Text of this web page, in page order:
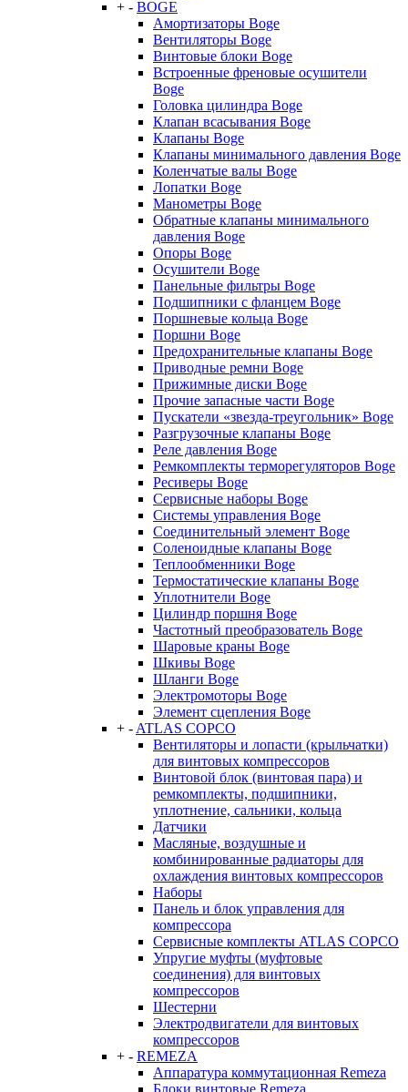
+ - BOGE
Амортизаторы Boge
Вентиляторы Boge
Винтовые блоки Boge
Встроенные френовые осушители
Boge
Головка цилиндра Boge
Клапан всасывания Boge
Клапаны Boge
Клапаны минимального давления Boge
Коленчатые валы Boge
Лопатки Boge
Манометры Boge
Обратные клапаны минимального
давления Boge
Опоры Boge
Осушители Boge
Панельные фильтры Boge
Подшипники с фланцем Boge
Поршневые кольца Boge
Поршни Boge
Предохранительные клапаны Boge
Приводные ремни Boge
Прижимные диски Boge
Прочие запасные части Boge
Пускатели «звезда-треугольник» Boge
Разгрузочные клапаны Boge
Реле давления Boge
Ремкомплекты терморегуляторов Boge
Ресиверы Boge
Сервисные наборы Boge
Системы управления Boge
Соединительный элемент Boge
Соленоидные клапаны Boge
Теплообменники Boge
Термостатические клапаны Boge
Уплотнители Boge
Цилиндр поршня Boge
Частотный преобразователь Boge
Шаровые краны Boge
Шкивы Boge
Шланги Boge
Электромоторы Boge
Элемент сцепления Boge
+ - ATLAS COPCO
Вентиляторы и лопасти (крыльчатки)
для винтовых компрессоров
Винтовой блок (винтовая пара) и
ремкомплекты, подшипники,
уплотнение, сальники, кольца
Датчики
Масляные, воздушные и
комбинированные радиаторы для
охлаждения винтовых компрессоров
Наборы
Панель и блок управления для
компрессора
Сервисные комплекты ATLAS COPCO
Упругие муфты (муфтовые
соединения) для винтовых
компрессоров
Шестерни
Электродвигатели для винтовых
компрессоров
+ - REMEZA
Аппаратура коммутационная Remeza
Блоки винтовые Remeza